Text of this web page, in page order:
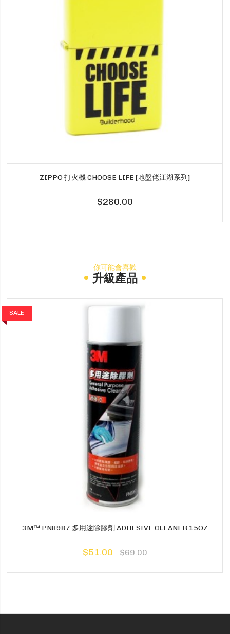
ZIPPO 打火機 CHOOSE LIFE [地盤佬江湖系列]
$280.00
你可能會喜歡
升級產品
SALE
3M™ PN8987 多用途除膠劑 ADHESIVE CLEANER 15OZ
$51.00 $69.00